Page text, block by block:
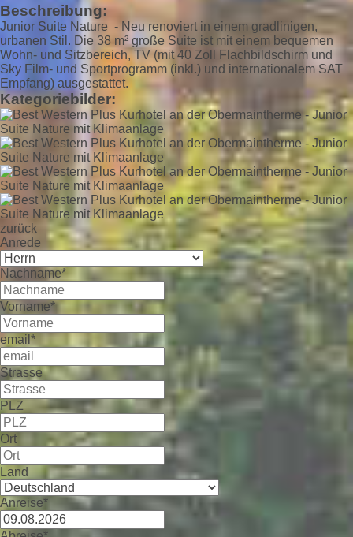
Beschreibung:
Junior Suite Nature - Neu renoviert in einem gradlinigen,
urbanen Stil. Die 38 m² große Suite ist mit einem bequemen
Wohn- und Sitzbereich, TV (mit 40 Zoll Flachbildschirm und
Sky Film- und Sportprogramm (inkl.) und internationalem SAT
Empfang) ausgestattet.
Kategoriebilder:
zurück
Anrede
Nachname*
Vorname*
email*
Strasse
PLZ
Ort
Land
Anreise*